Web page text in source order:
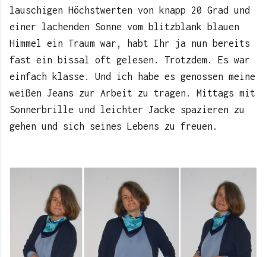
lauschigen Höchstwerten von knapp 20 Grad und
einer lachenden Sonne vom blitzblank blauen
Himmel ein Traum war, habt Ihr ja nun bereits
fast ein bissal oft gelesen. Trotzdem. Es war
einfach klasse. Und ich habe es genossen meine
weißen Jeans zur Arbeit zu tragen. Mittags mit
Sonnerbrille und leichter Jacke spazieren zu
gehen und sich seines Lebens zu freuen.